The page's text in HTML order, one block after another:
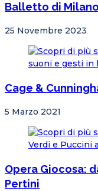
Balletto di Milano
25 Novembre 2023
Cage &
5 Marzo 2021
Opera Giocosa:
Pertini